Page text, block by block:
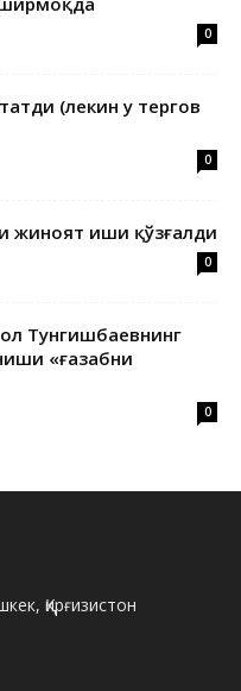
0
(лекин у тергов
0
жиноят иши қўзғалди
0
Тунгишбаевнинг
«ғазабни
0
Қирғизистон